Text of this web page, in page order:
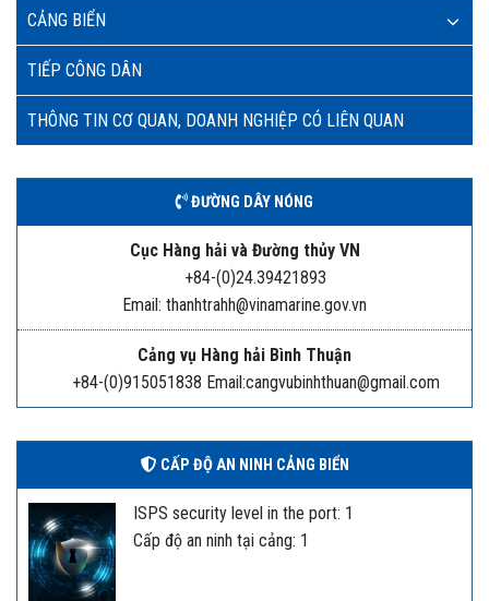
CẢNG BIỂN
TIẾP CÔNG DÂN
THÔNG TIN CƠ QUAN, DOANH NGHIỆP CÓ LIÊN QUAN
ĐƯỜNG DÂY NÓNG
Cục Hàng hải và Đường thủy VN
+84-(0)24.39421893
Email: thanhtrahh@vinamarine.gov.vn
Cảng vụ Hàng hải Bình Thuận
+84-(0)915051838 Email:cangvubinhthuan@gmail.com
CẤP ĐỘ AN NINH CẢNG BIỂN
ISPS security level in the port: 1
Cấp độ an ninh tại cảng: 1